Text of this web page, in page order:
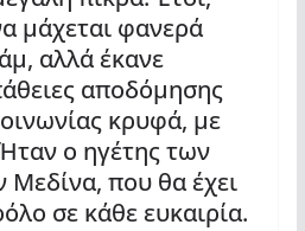
μάχεται φανερά
αλλά έκανε
αποδόμησης
κρυφά, με
ο ηγέτης των
Μεδίνα, που θα έχει
σε κάθε ευκαιρία.